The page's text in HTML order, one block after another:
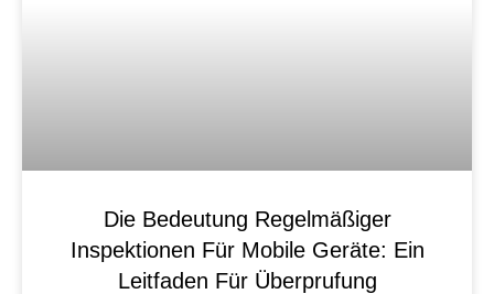
Die Bedeutung Regelmäßiger
Inspektionen Für Mobile Geräte: Ein
Leitfaden Für Überprufung